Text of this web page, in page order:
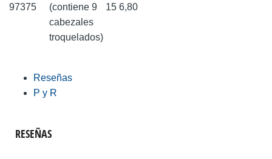
97375
(contiene 9
cabezales
troquelados)
15 6,80
Reseñas
P y R